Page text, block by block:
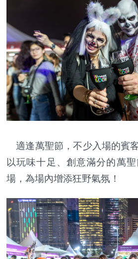
適逢萬聖節，不少入場的賓
以玩味十足、創意滿分的萬
場，為場內增添狂野氣氛！